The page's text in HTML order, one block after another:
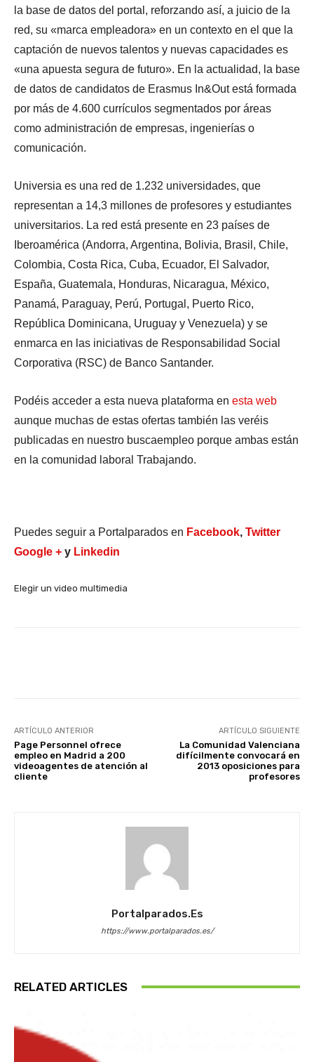
la base de datos del portal, reforzando así, a juicio de la
red, su «marca empleadora» en un contexto en el que la
captación de nuevos talentos y nuevas capacidades es
«una apuesta segura de futuro». En la actualidad, la base
de datos de candidatos de Erasmus In&Out está formada
por más de 4.600 currículos segmentados por áreas
como administración de empresas, ingenierías o
comunicación.
Universia es una red de 1.232 universidades, que
representan a 14,3 millones de profesores y estudiantes
universitarios. La red está presente en 23 países de
Iberoamérica (Andorra, Argentina, Bolivia, Brasil, Chile,
Colombia, Costa Rica, Cuba, Ecuador, El Salvador,
España, Guatemala, Honduras, Nicaragua, México,
Panamá, Paraguay, Perú, Portugal, Puerto Rico,
República Dominicana, Uruguay y Venezuela) y se
enmarca en las iniciativas de Responsabilidad Social
Corporativa (RSC) de Banco Santander.
Podéis acceder a esta nueva plataforma en esta web
aunque muchas de estas ofertas también las veréis
publicadas en nuestro buscaempleo porque ambas están
en la comunidad laboral Trabajando.
Puedes seguir a Portalparados en Facebook, Twitter
Google + y Linkedin
Elegir un video multimedia
ARTÍCULO ANTERIOR
Page Personnel ofrece
empleo en Madrid a 200
videoagentes de atención al
cliente
ARTÍCULO SIGUIENTE
La Comunidad Valenciana
difícilmente convocará en
2013 oposiciones para
profesores
Portalparados.es
https://www.portalparados.es/
RELATED ARTICLES